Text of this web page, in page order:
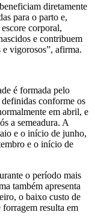
diretamente
para o parto e,
corporal,
e contribuem
e vigorosos”, afirma.
é formada pelo
conforme os
em abril, e
a semeadura. A
e o início de junho,
e o início de
o período mais
também apresenta
o baixo custo de
resulta em